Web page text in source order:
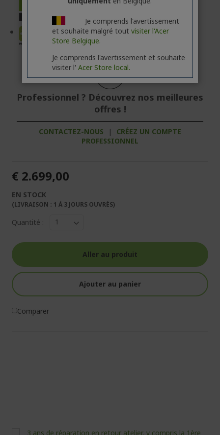
Professionnel ? Découvrez nos meilleures
offres !
CONTACTEZ-NOUS |
CRÉEZ UN COMPTE
PROFESSIONNEL
€ 2.699,00
EN STOCK
(LIVRAISON : 1 À 3 JOURS OUVRÉS)
Quantité :
Aller au produit
Ajouter au panier
Comparer
Je comprends l'avertissement
et souhaite malgré tout visiter l'Acer
Store Belgique.
Je comprends l'avertissement et souhaite
visiter l' Acer Store local.